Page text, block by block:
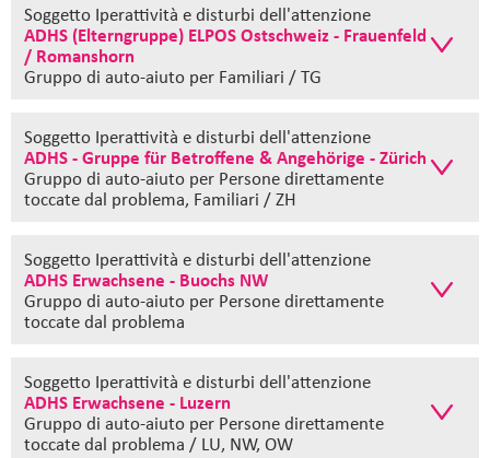
Soggetto Iperattività e disturbi dell'attenzione
ADHS (Elterngruppe) ELPOS Ostschweiz - Frauenfeld
/ Romanshorn
Gruppo di auto-aiuto per Familiari / TG
Soggetto Iperattività e disturbi dell'attenzione
ADHS - Gruppe für Betroffene & Angehörige - Zürich
Gruppo di auto-aiuto per Persone direttamente
toccate dal problema, Familiari / ZH
Soggetto Iperattività e disturbi dell'attenzione
ADHS Erwachsene - Buochs NW
Gruppo di auto-aiuto per Persone direttamente
toccate dal problema
Soggetto Iperattività e disturbi dell'attenzione
ADHS Erwachsene - Luzern
Gruppo di auto-aiuto per Persone direttamente
toccate dal problema / LU, NW, OW